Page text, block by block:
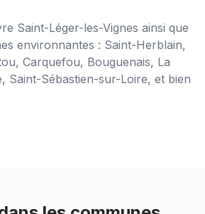
Saint-Léger-les-Vignes ainsi que
environnantes : Saint-Herblain,
Carquefou, Bouguenais, La
Saint-Sébastien-sur-Loire, et bien